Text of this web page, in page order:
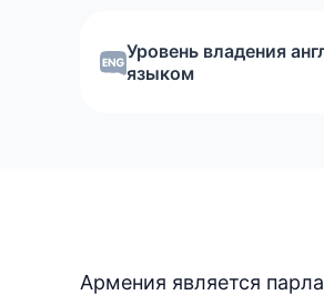
Уровень владения
языком
Армения является